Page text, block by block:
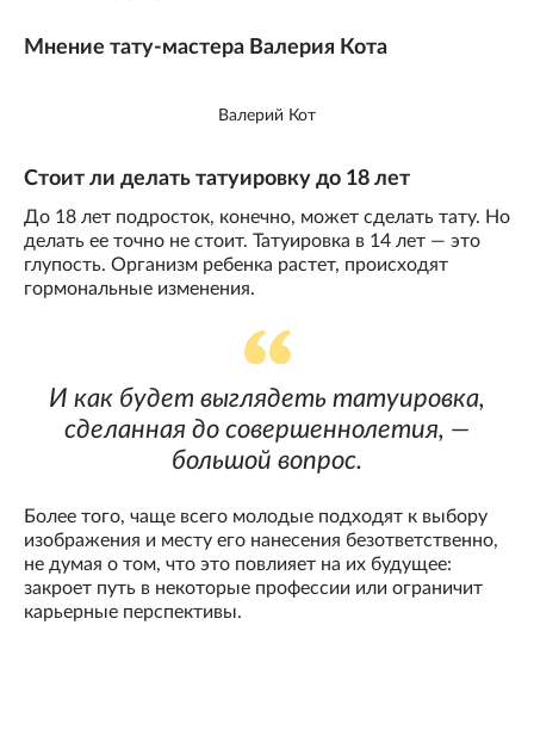
Мнение тату-мастера Валерия Кота
Валерий Кот
Стоит ли делать татуировку до 18 лет
До 18 лет подросток, конечно, может сделать тату. Но
делать ее точно не стоит. Татуировка в 14 лет — это
глупость. Организм ребенка растет, происходят
гормональные изменения.
И как будет выглядеть татуировка,
сделанная до совершеннолетия, —
большой вопрос.
Более того, чаще всего молодые подходят к выбору
изображения и месту его нанесения безответственно,
не думая о том, что это повлияет на их будущее:
закроет путь в некоторые профессии или ограничит
карьерные перспективы.